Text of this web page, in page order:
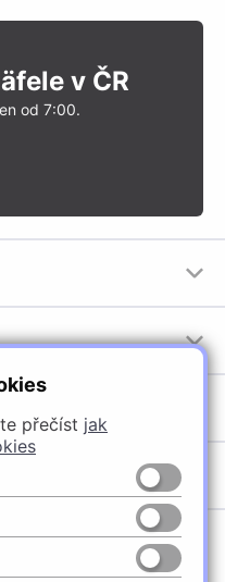
přečíst jak
v ČR
od 7:00.